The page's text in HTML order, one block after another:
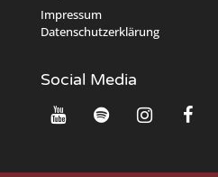
Impressum
Datenschutzerklärung
Social Media